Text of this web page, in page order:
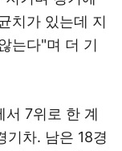
치가 있는데 지
는다"며 더 기
7위로 한 계
기차. 남은 18경